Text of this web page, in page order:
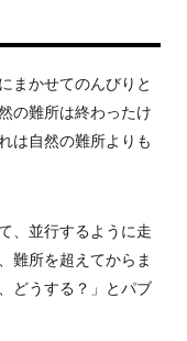
まかせてのんびりと
の難所は終わったけ
は自然の難所よりも
、並行するように走
難所を超えてからま
どうする？」とパブ